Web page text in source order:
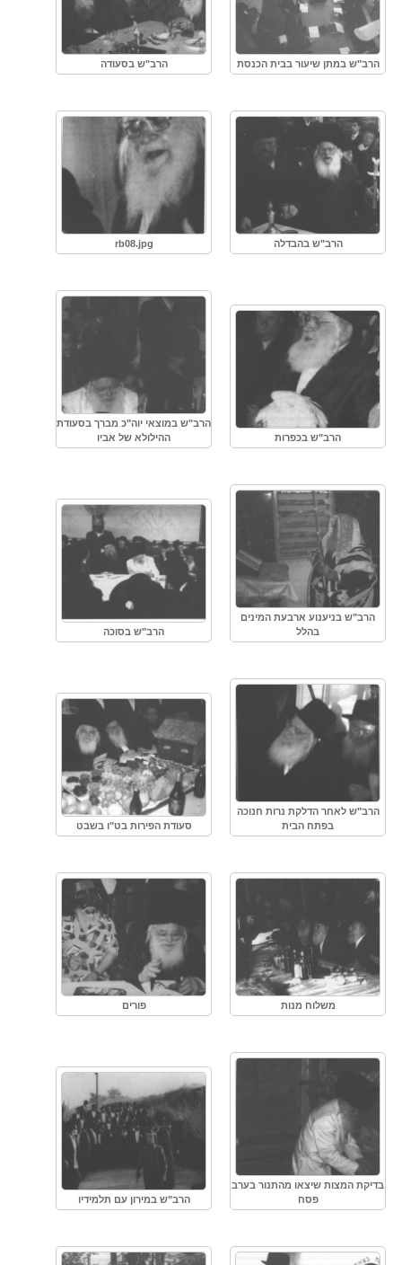
הרב"ש במתן שיעור בבית הכנסת הרב"ש בסעודה
הרב"ש בהבדלה rb08.jpg
הרב"ש בכפרות
הרב"ש במוצאי יוה"כ מברך בסעודת
ההילולא של אביו
הרב"ש בניענוע ארבעת המינים
בהלל
הרב"ש בסוכה
הרב"ש לאחר הדלקת נרות חנוכה
בפתח הבית
סעודת הפירות בט"ו בשבט
משלוח מנות פורים
בדיקת המצות שיצאו מהתנור בערב
פסח
הרב"ש במירון עם תלמידיו